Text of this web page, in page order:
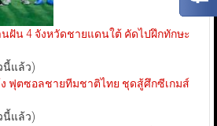
ฝัน 4 จังหวัดชายแดนใต้ คัดไปฝึกทักษะ
นี้แล้ว)
ฟุตซอลชายทีมชาติไทย ชุดสู้ศึกซีเกมส์
นี้แล้ว)